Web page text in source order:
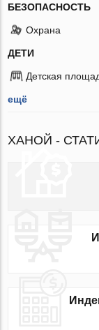
БЕЗОПАСНОСТЬ
Охрана
ДЕТИ
Детская
ещё
ХАНОЙ -